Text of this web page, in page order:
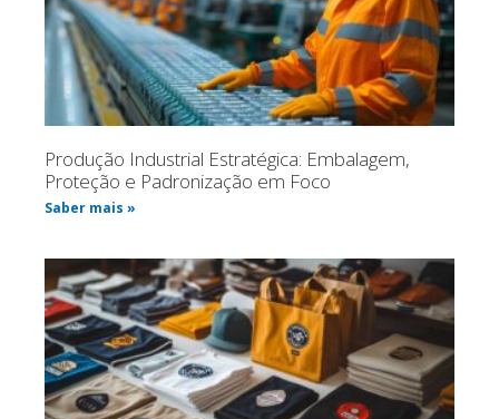
Produção Industrial Estratégica: Embalagem,
Proteção e Padronização em Foco
Saber mais »